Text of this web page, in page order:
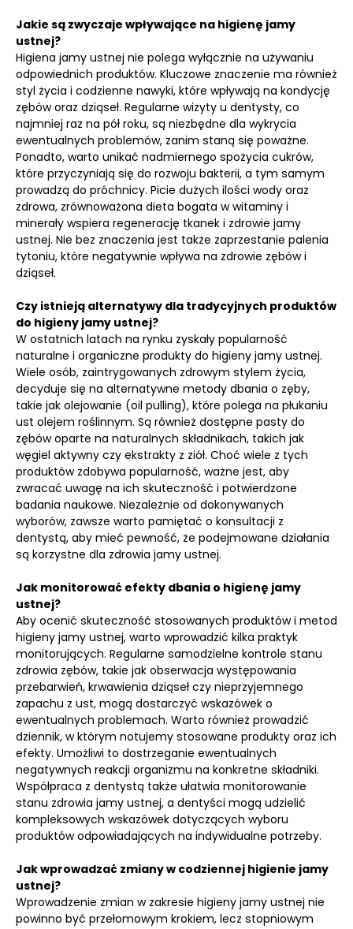
Jakie są zwyczaje wpływające na higienę jamy
ustnej?
Higiena jamy ustnej nie polega wyłącznie na używaniu
odpowiednich produktów. Kluczowe znaczenie ma również
styl życia i codzienne nawyki, które wpływają na kondycję
zębów oraz dziąseł. Regularne wizyty u dentysty, co
najmniej raz na pół roku, są niezbędne dla wykrycia
ewentualnych problemów, zanim staną się poważne.
Ponadto, warto unikać nadmiernego spożycia cukrów,
które przyczyniają się do rozwoju bakterii, a tym samym
prowadzą do próchnicy. Picie dużych ilości wody oraz
zdrowa, zrównoważona dieta bogata w witaminy i
minerały wspiera regenerację tkanek i zdrowie jamy
ustnej. Nie bez znaczenia jest także zaprzestanie palenia
tytoniu, które negatywnie wpływa na zdrowie zębów i
dziąseł.
Czy istnieją alternatywy dla tradycyjnych produktów
do higieny jamy ustnej?
W ostatnich latach na rynku zyskały popularność
naturalne i organiczne produkty do higieny jamy ustnej.
Wiele osób, zaintrygowanych zdrowym stylem życia,
decyduje się na alternatywne metody dbania o zęby,
takie jak olejowanie (oil pulling), które polega na płukaniu
ust olejem roślinnym. Są również dostępne pasty do
zębów oparte na naturalnych składnikach, takich jak
węgiel aktywny czy ekstrakty z ziół. Choć wiele z tych
produktów zdobywa popularność, ważne jest, aby
zwracać uwagę na ich skuteczność i potwierdzone
badania naukowe. Niezależnie od dokonywanych
wyborów, zawsze warto pamiętać o konsultacji z
dentystą, aby mieć pewność, że podejmowane działania
są korzystne dla zdrowia jamy ustnej.
Jak monitorować efekty dbania o higienę jamy
ustnej?
Aby ocenić skuteczność stosowanych produktów i metod
higieny jamy ustnej, warto wprowadzić kilka praktyk
monitorujących. Regularne samodzielne kontrole stanu
zdrowia zębów, takie jak obserwacja występowania
przebarwień, krwawienia dziąseł czy nieprzyjemnego
zapachu z ust, mogą dostarczyć wskazówek o
ewentualnych problemach. Warto również prowadzić
dziennik, w którym notujemy stosowane produkty oraz ich
efekty. Umożliwi to dostrzeganie ewentualnych
negatywnych reakcji organizmu na konkretne składniki.
Współpraca z dentystą także ułatwia monitorowanie
stanu zdrowia jamy ustnej, a dentyści mogą udzielić
kompleksowych wskazówek dotyczących wyboru
produktów odpowiadających na indywidualne potrzeby.
Jak wprowadzać zmiany w codziennej higienie jamy
ustnej?
Wprowadzenie zmian w zakresie higieny jamy ustnej nie
powinno być przełomowym krokiem, lecz stopniowym